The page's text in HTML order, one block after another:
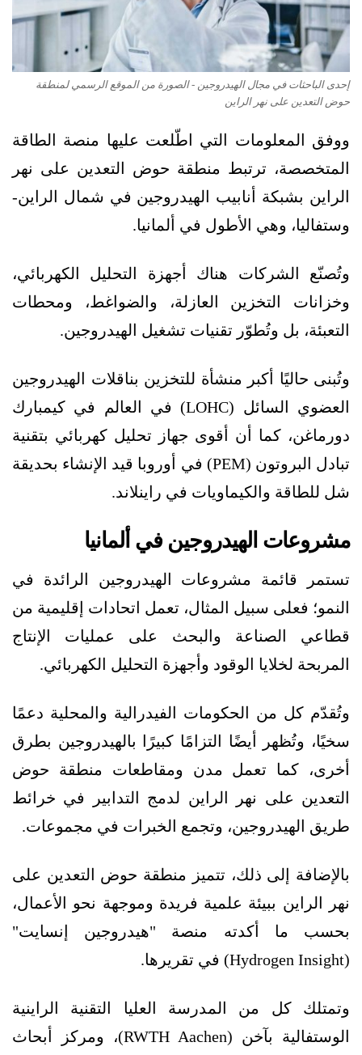
إحدى الباحثات في مجال الهيدروجين - الصورة من الموقع الرسمي لمنطقة
حوض التعدين على نهر الراين
ووفق المعلومات التي اطّلعت عليها منصة الطاقة
المتخصصة، ترتبط منطقة حوض التعدين على نهر
الراين بشبكة أنابيب الهيدروجين في شمال الراين-
وستفاليا، وهي الأطول في ألمانيا.
وتُصنّع الشركات هناك أجهزة التحليل الكهربائي،
وخزانات التخزين العازلة، والضواغط، ومحطات
التعبئة، بل وتُطوّر تقنيات تشغيل الهيدروجين.
وتُبنى حاليًا أكبر منشأة للتخزين بناقلات الهيدروجين
العضوي السائل (LOHC) في العالم في كيمبارك
دورماغن، كما أن أقوى جهاز تحليل كهربائي بتقنية
تبادل البروتون (PEM) في أوروبا قيد الإنشاء بحديقة
شل للطاقة والكيماويات في راينلاند.
مشروعات الهيدروجين في ألمانيا
تستمر قائمة مشروعات الهيدروجين الرائدة في
النمو؛ فعلى سبيل المثال، تعمل اتحادات إقليمية من
قطاعي الصناعة والبحث على عمليات الإنتاج
المربحة لخلايا الوقود وأجهزة التحليل الكهربائي.
وتُقدّم كل من الحكومات الفيدرالية والمحلية دعمًا
سخيًا، وتُظهر أيضًا التزامًا كبيرًا بالهيدروجين بطرق
أخرى، كما تعمل مدن ومقاطعات منطقة حوض
التعدين على نهر الراين لدمج التدابير في خرائط
طريق الهيدروجين، وتجمع الخبرات في مجموعات.
بالإضافة إلى ذلك، تتميز منطقة حوض التعدين على
نهر الراين ببيئة علمية فريدة وموجهة نحو الأعمال،
بحسب ما أكدته منصة "هيدروجين إنسايت"
(Hydrogen Insight) في تقريرها.
وتمتلك كل من المدرسة العليا التقنية الراينية
الوستفالية بآخن (RWTH Aachen)، ومركز أبحاث